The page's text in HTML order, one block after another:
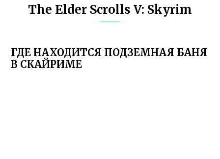
The Elder Scrolls V: Skyrim
ГДЕ НАХОДИТСЯ ПОДЗЕМНАЯ БАНЯ
В СКАЙРИМЕ